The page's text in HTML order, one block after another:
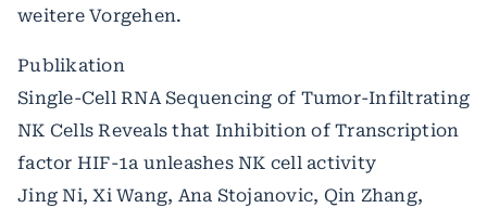
weitere Vorgehen.
Publikation
Single-Cell RNA Sequencing of Tumor-Infiltrating
NK Cells Reveals that Inhibition of Transcription
factor HIF-1a unleashes NK cell activity
Jing Ni, Xi Wang, Ana Stojanovic, Qin Zhang,